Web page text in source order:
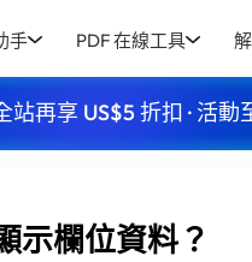
手 PDF 在線工具
站再享 US$5 折扣 · 活動
示欄位資料？